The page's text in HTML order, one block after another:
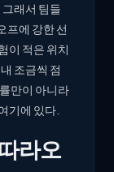
래서 팀들
프에 강한 선
이 적은 위치
조금씩 점
만이 아니라
기에 있다.
라오